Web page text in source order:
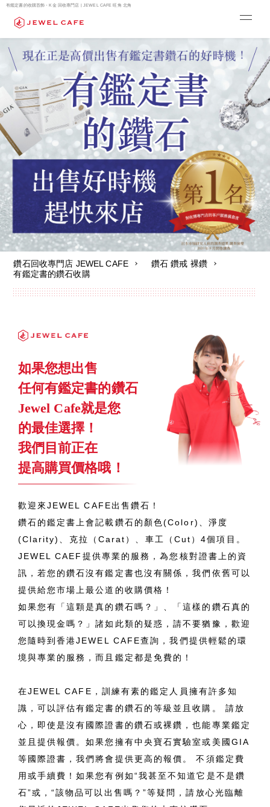
有鑑定書的收購首飾・K金 回收專門店 | JEWEL CAFE 旺角 北角
鑽石回收專門店 JEWEL CAFE
鑽石 鑽戒 裸鑽
有鑑定書的鑽石收購
如果您想出售
任何有鑑定書的鑽石
Jewel Cafe就是您
的最佳選擇！
我們目前正在
提高購買價格哦！
歡迎來JEWEL CAFE出售鑽石！
鑽石的鑑定書上會記載鑽石的顏色(Color)、淨度
(Clarity)、克拉（Carat）、車工（Cut）4個項目。
JEWEL CAEF提供專業的服務，為您核對證書上的資
訊，若您的鑽石沒有鑑定書也沒有關係，我們依舊可以
提供給您市場上最公道的收購價格！
如果您有「這顆是真的鑽石嗎？」、「這樣的鑽石真的
可以換現金嗎？」諸如此類的疑惑，請不要猶豫，歡迎
您隨時到香港JEWEL CAFE查詢，我們提供輕鬆的環
境與專業的服務，而且鑑定都是免費的！
在JEWEL CAFE，訓練有素的鑑定人員擁有許多知
識，可以評估有鑑定書的鑽石的等級並且收購。 請放
心，即使是沒有國際證書的鑽石或裸鑽，也能專業鑑定
並且提供報價。如果您擁有中央寶石實驗室或美國GIA
等國際證書，我們將會提供更高的報價。 不須鑑定費
用或手續費！如果您有例如“我甚至不知道它是不是鑽
石”或，“該物品可以出售嗎？”等疑問，請放心光臨離